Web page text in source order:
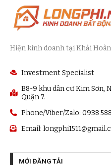
Hiện kinh doanh tại Khải Hoàn
Investment Specialist
B8-9 khu dân cư Kim Sơn,
Quận 7.
Phone/Viber/Zalo: 0938
Email:
MỚI ĐĂNG TẢI